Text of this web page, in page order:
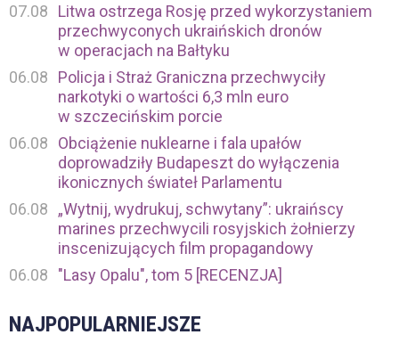
07.08
Litwa ostrzega Rosję przed wykorzystaniem
przechwyconych ukraińskich dronów
w operacjach na Bałtyku
06.08
Policja i Straż Graniczna przechwyciły
narkotyki o wartości 6,3 mln euro
w szczecińskim porcie
06.08
Obciążenie nuklearne i fala upałów
doprowadziły Budapeszt do wyłączenia
ikonicznych świateł Parlamentu
06.08
„Wytnij, wydrukuj, schwytany”: ukraińscy
marines przechwycili rosyjskich żołnierzy
inscenizujących film propagandowy
06.08
"Lasy Opalu", tom 5 [RECENZJA]
NAJPOPULARNIEJSZE